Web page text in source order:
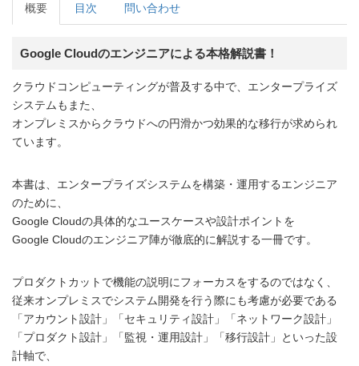
概要 目次 問い合わせ
Google Cloudのエンジニアによる本格解説書！
クラウドコンピューティングが普及する中で、エンタープライズ
システムもまた、
オンプレミスからクラウドへの円滑かつ効果的な移行が求められ
ています。
本書は、エンタープライズシステムを構築・運用するエンジニア
のために、
Google Cloudの具体的なユースケースや設計ポイントを
Google Cloudのエンジニア陣が徹底的に解説する一冊です。
プロダクトカットで機能の説明にフォーカスをするのではなく、
従来オンプレミスでシステム開発を行う際にも考慮が必要である
「アカウント設計」「セキュリティ設計」「ネットワーク設計」
「プロダクト設計」「監視・運用設計」「移行設計」といった設
計軸で、